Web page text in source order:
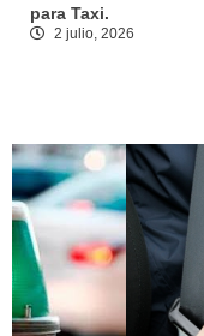
para Taxi.
2 julio, 2026